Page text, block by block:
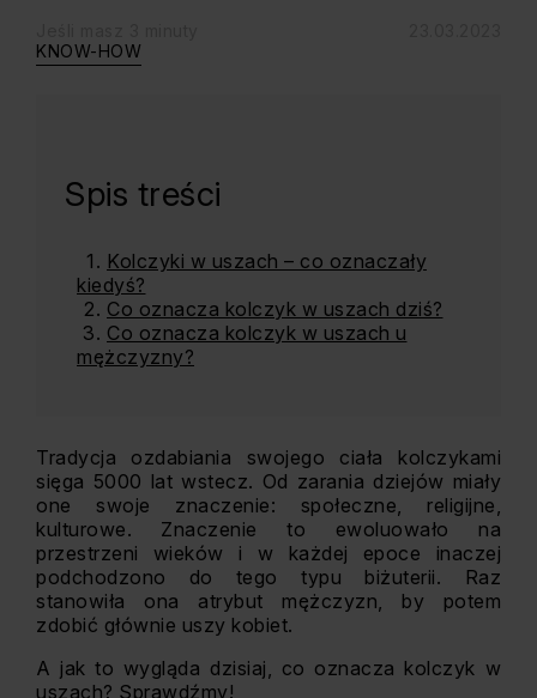
KNOW-HOW
Spis treści
Kolczyki w uszach – co oznaczały
kiedyś?
Co oznacza kolczyk w uszach dziś?
Co oznacza kolczyk w uszach u
mężczyzny?
Tradycja ozdabiania swojego ciała kolczykami
sięga 5000 lat wstecz. Od zarania dziejów miały
one swoje znaczenie: społeczne, religijne,
kulturowe. Znaczenie to ewoluowało na
przestrzeni wieków i w każdej epoce inaczej
podchodzono do tego typu biżuterii. Raz
stanowiła ona atrybut mężczyzn, by potem
zdobić głównie uszy kobiet.
A jak to wygląda dzisiaj, co oznacza kolczyk w
uszach? Sprawdźmy!